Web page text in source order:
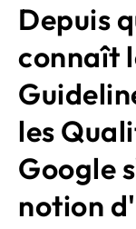
Depuis
connaît
les
Google
notion